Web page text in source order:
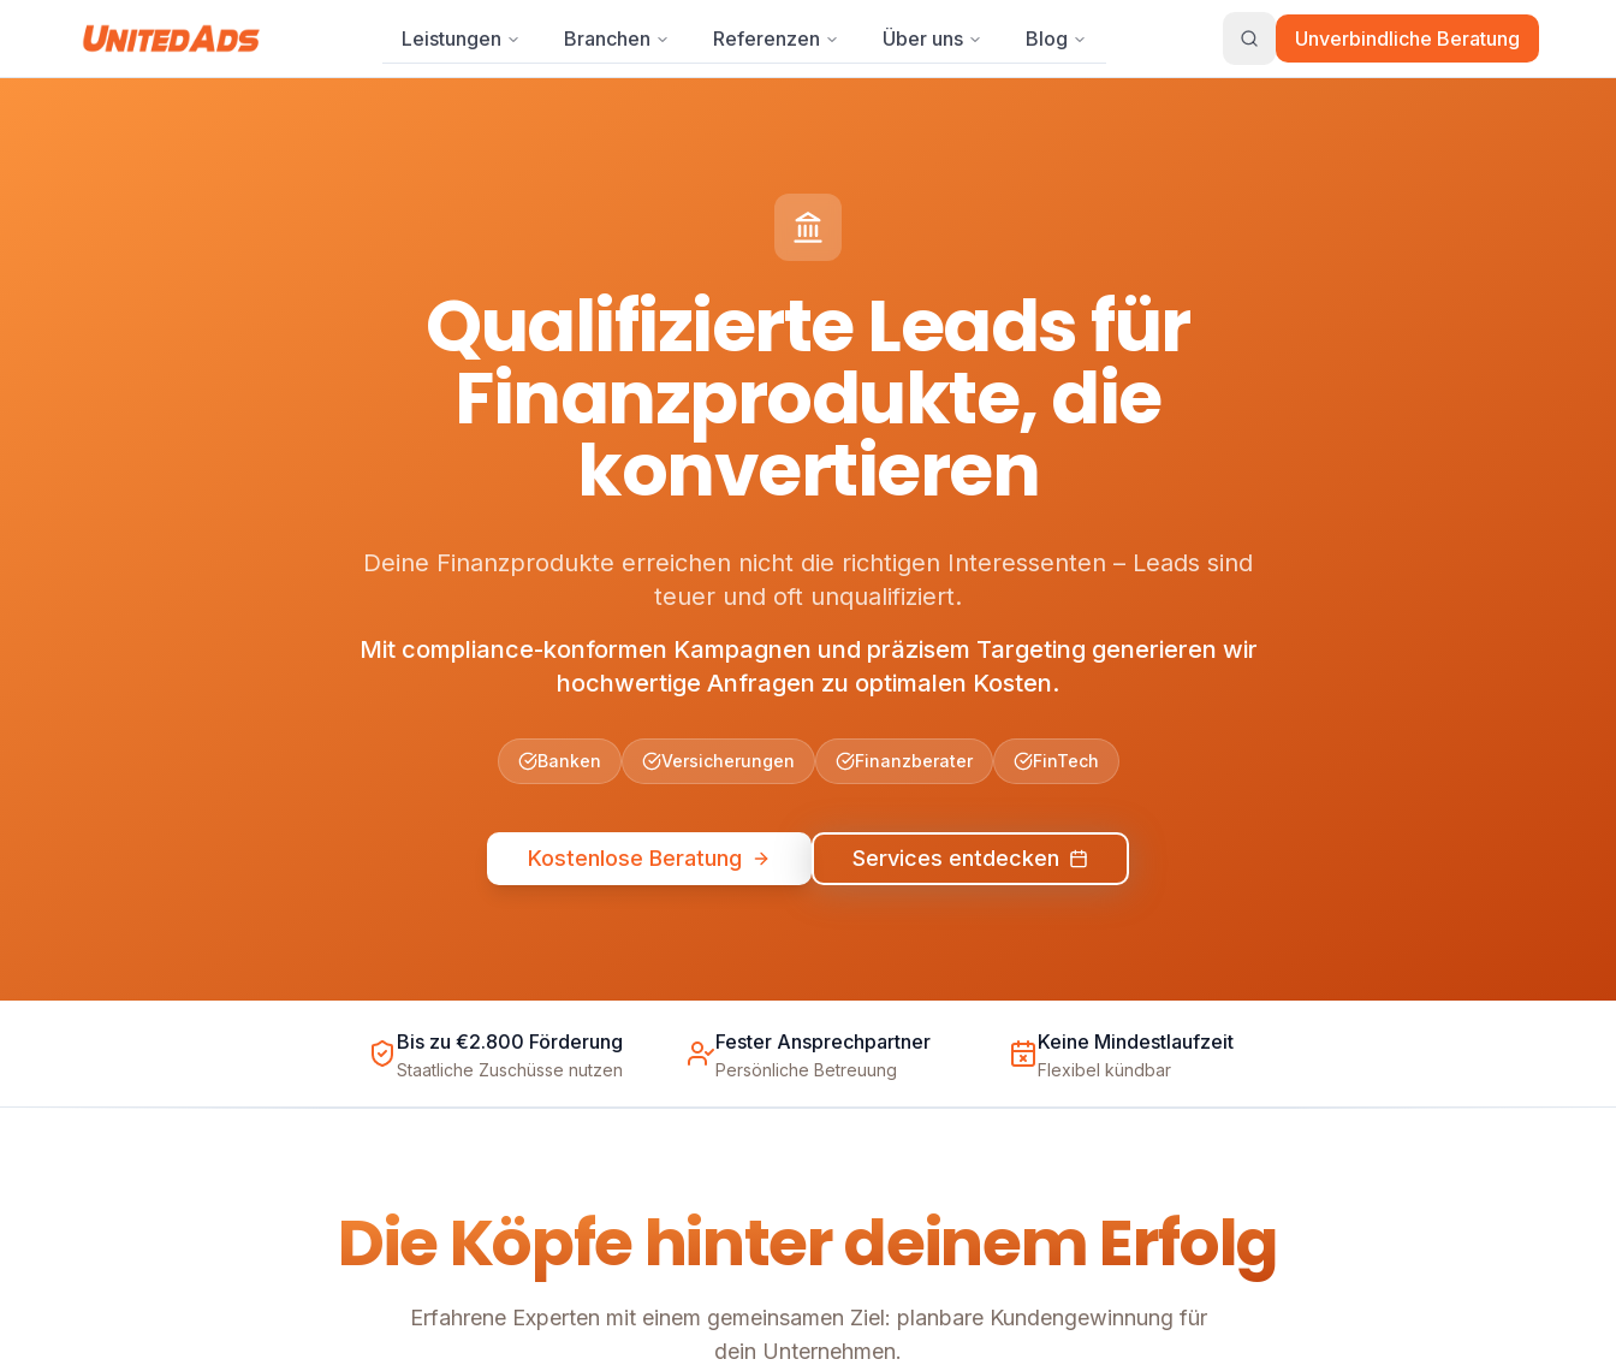
Leistungen Branchen Referenzen Über uns Blog Unverbindliche Beratung
Qualifizierte Leads für
Finanzprodukte, die
konvertieren
Deine Finanzprodukte erreichen nicht die richtigen Interessenten – Leads sind
teuer und oft unqualifiziert.
Mit compliance-konformen Kampagnen und präzisem Targeting generieren wir
hochwertige Anfragen zu optimalen Kosten.
Banken Versicherungen Finanzberater FinTech
Kostenlose Beratung Services entdecken
Bis zu €2.800 Förderung
Staatliche Zuschüsse nutzen
Fester Ansprechpartner
Persönliche Betreuung
Keine Mindestlaufzeit
Flexibel kündbar
Die Köpfe hinter deinem Erfolg
Erfahrene Experten mit einem gemeinsamen Ziel: planbare Kundengewinnung für
dein Unternehmen.